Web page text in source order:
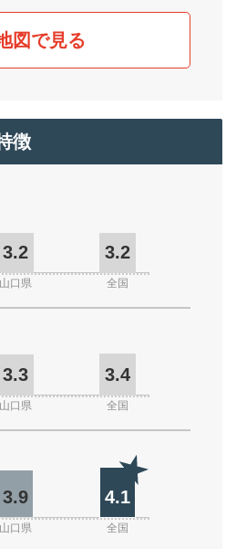
図で見る
徴
3.2 3.2
山口県 全国
3.3 3.4
山口県 全国
3.9 4.1
山口県 全国